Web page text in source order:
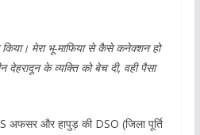
मेरा भू-माफिया से कैसे कनेक्शन हो
देहरादून के व्यक्ति को बेच दी, वही पैसा
और हापुड़ की DSO (जिला पूर्ति